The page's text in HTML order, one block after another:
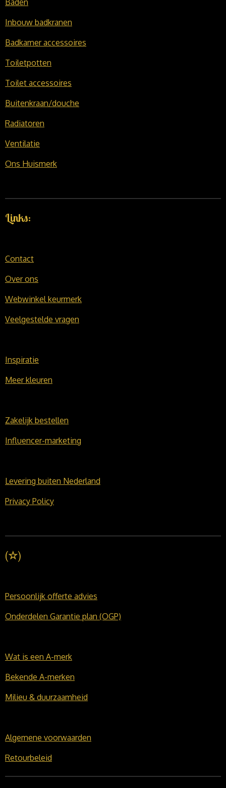
Inbouw badkranen
Badkamer accessoires
Toiletpotten
Toilet accessoires
Buitenkraan/douche
Radiatoren
Ventilatie
Ons Huismerk
Links:
Contact
Over ons
Webwinkel keurmerk
Veelgestelde vragen
Inspiratie
Meer kleuren
Zakelijk bestellen
Influencer-marketing
Levering buiten Nederland
Privacy Policy
(☆)
Persoonlijk offerte advies
Onderdelen Garantie plan (OGP)
Wat is een A-merk
Bekende A-merken
Milieu & duurzaamheid
Algemene voorwaarden
Retourbeleid